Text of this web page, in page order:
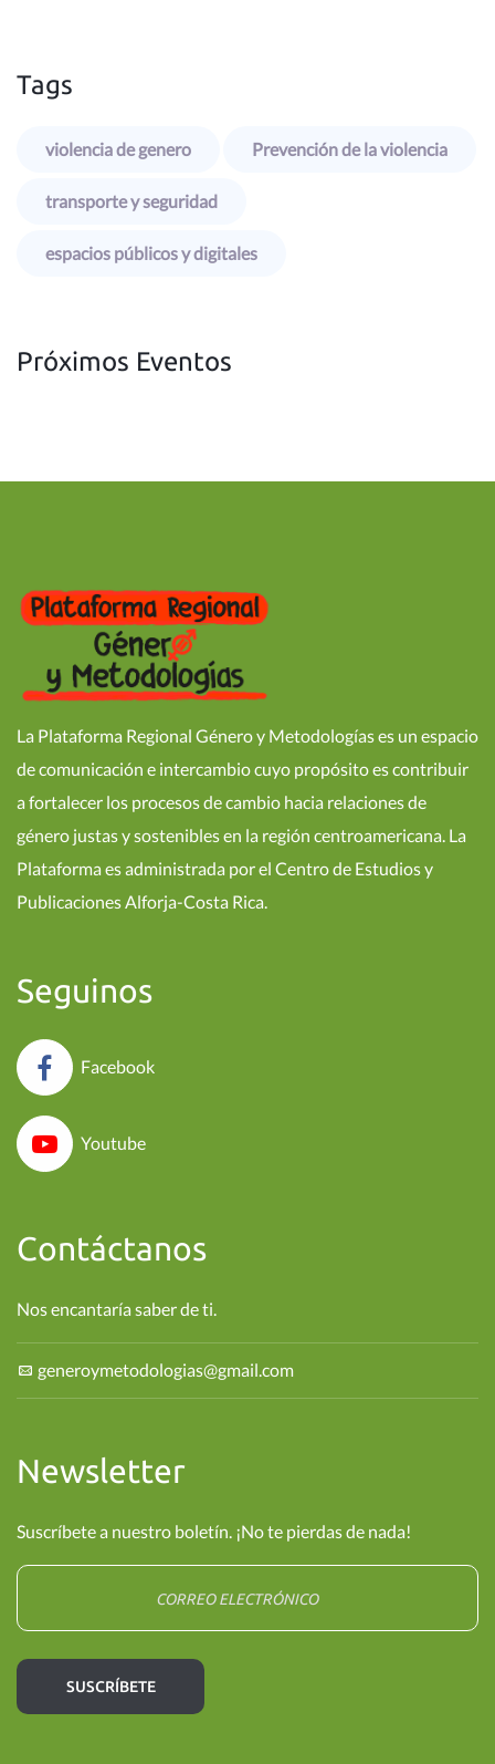
Tags
violencia de genero Prevención de la violencia
transporte y seguridad
espacios públicos y digitales
Próximos Eventos
La Plataforma Regional Género y Metodologías es un espacio
de comunicación e intercambio cuyo propósito es contribuir
a fortalecer los procesos de cambio hacia relaciones de
género justas y sostenibles en la región centroamericana. La
Plataforma es administrada por el Centro de Estudios y
Publicaciones Alforja-Costa Rica.
Seguinos
Facebook
Youtube
Contáctanos
Nos encantaría saber de ti.
generoymetodologias@gmail.com
Newsletter
Suscríbete a nuestro boletín. ¡No te pierdas de nada!